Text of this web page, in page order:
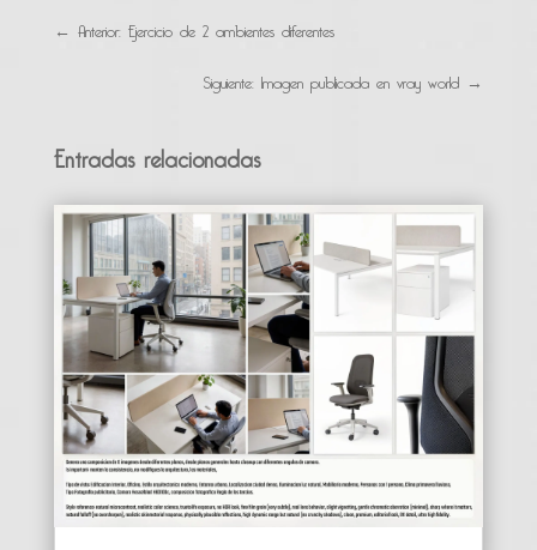
← Anterior: Ejercicio de 2 ambientes diferentes
Siguiente: Imagen publicada en vray world →
Entradas relacionadas